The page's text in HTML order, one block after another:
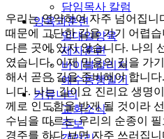
담임목사 칼럼
양육과훈련
일대일양육
제자훈련
바이블칼리지
예수동행일기
커뮤니티
교회소식
주보
우리는 연약하여 자주 넘어집니
때문에 고단한 길을 가기 어렵
다른 곳에 있지 않습니다. 나의
였습니다. 이제 믿음의 길을 가
해서 곧은 길을 준비해야 합니
니다. 나는 길이요 진리요 생명
께로 인도함을 받게 될 것이라
수님을 따르는 우리의 순종이
경주를 하다 보면 자주 쓰러집